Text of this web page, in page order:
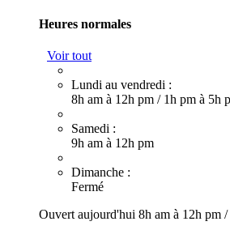
Heures normales
Voir tout
Lundi au vendredi :
8h am à 12h pm / 1h pm à 5h
Samedi :
9h am à 12h pm
Dimanche :
Fermé
Ouvert aujourd'hui 8h am à 12h pm /